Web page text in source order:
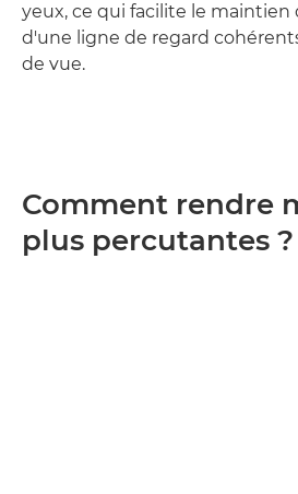
yeux, ce qui facilite le maintien
d'une ligne de regard
de vue.
Comment rendre
plus percutantes ?